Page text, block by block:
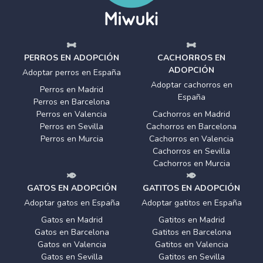
PERROS EN ADOPCIÓN
Adoptar perros en España
Perros en Madrid
Perros en Barcelona
Perros en Valencia
Perros en Sevilla
Perros en Murcia
CACHORROS EN
ADOPCIÓN
Adoptar cachorros en
España
Cachorros en Madrid
Cachorros en Barcelona
Cachorros en Valencia
Cachorros en Sevilla
Cachorros en Murcia
GATOS EN ADOPCIÓN
Adoptar gatos en España
Gatos en Madrid
Gatos en Barcelona
Gatos en Valencia
Gatos en Sevilla
GATITOS EN ADOPCIÓN
Adoptar gatitos en España
Gatitos en Madrid
Gatitos en Barcelona
Gatitos en Valencia
Gatitos en Sevilla